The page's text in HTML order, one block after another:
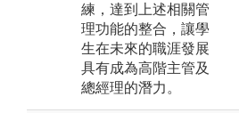
練，達到上述相關管
理功能的整合，讓學
生在未來的職涯發展
具有成為高階主管及
總經理的潛力。